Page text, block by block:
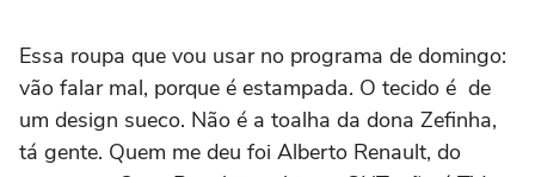
Essa roupa que vou usar no programa de domingo:
vão falar mal, porque é estampada. O tecido é de
um design sueco. Não é a toalha da dona Zefinha,
tá gente. Quem me deu foi Alberto Renault, do